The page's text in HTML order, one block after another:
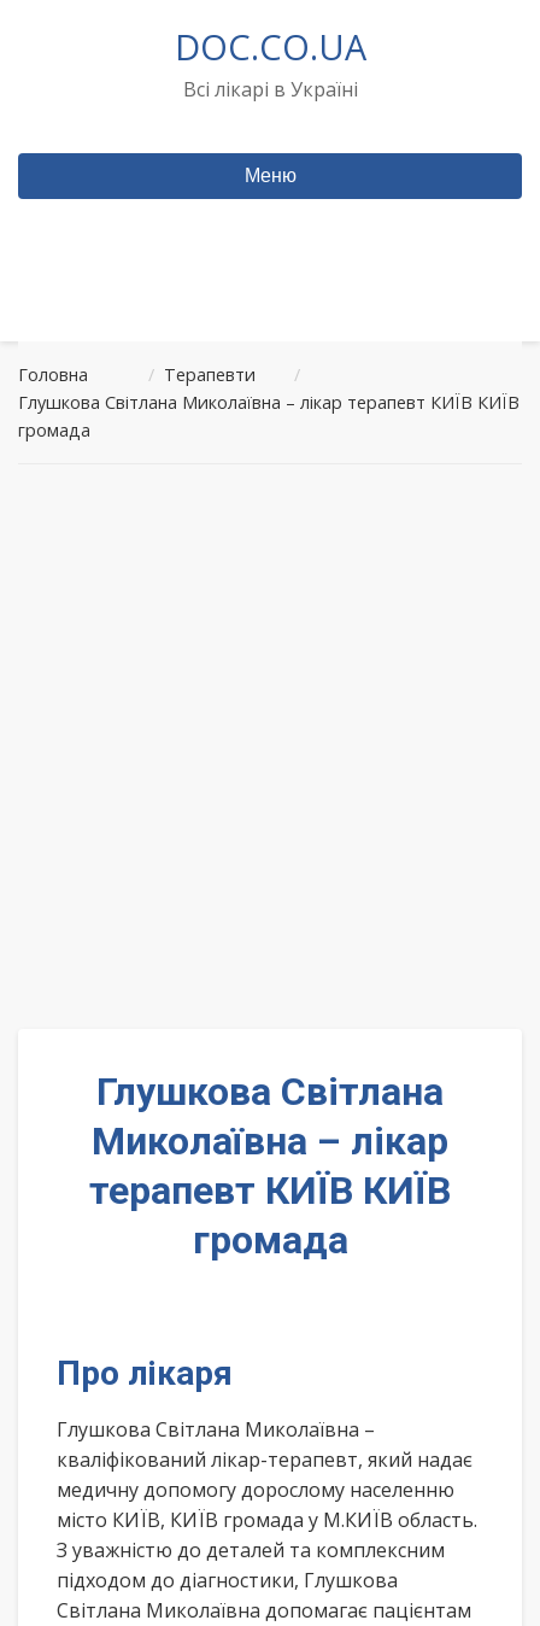
DOC.CO.UA
Всі лікарі в Україні
Меню
Головна / Терапевти
/
Глушкова Світлана Миколаївна – лікар терапевт КИЇВ КИЇВ
громада
Глушкова Світлана
Миколаївна – лікар
терапевт КИЇВ КИЇВ
громада
Про лікаря
Глушкова Світлана Миколаївна –
кваліфікований лікар-терапевт, який надає
медичну допомогу дорослому населенню
місто КИЇВ, КИЇВ громада у М.КИЇВ область.
З уважністю до деталей та комплексним
підходом до діагностики, Глушкова
Світлана Миколаївна допомагає пацієнтам